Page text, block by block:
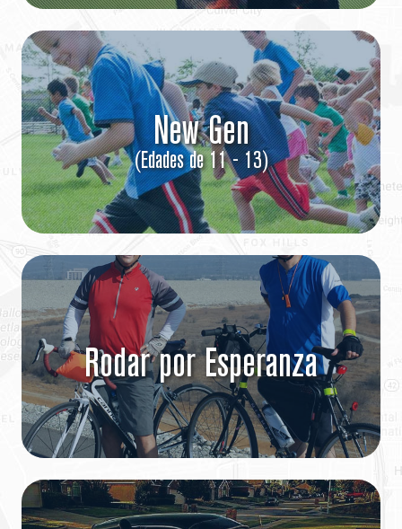
New Gen
(Edades de 11 - 13)
Rodar por Esperanza